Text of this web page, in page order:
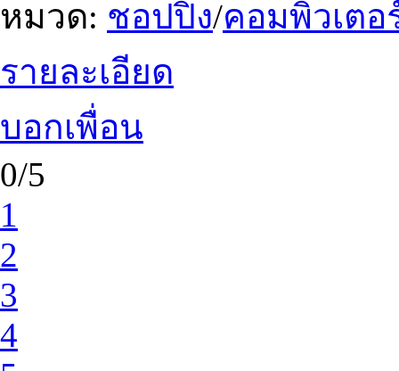
หมวด: ชอปปิ้ง/คอมพิวเต
รายละเอียด
บอกเพื่อน
0/5
1
2
3
4